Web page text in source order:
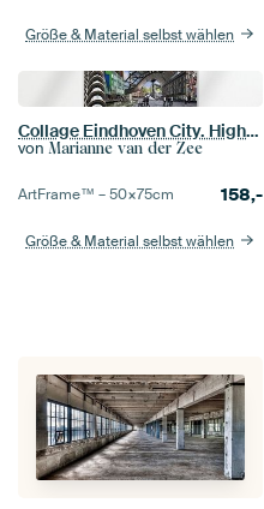
Größe & Material selbst wählen
Collage Eindhoven City. Highlights der Stadt.
von Marianne van der Zee
ArtFrame™ –50×75cm 158,-
Größe & Material selbst wählen